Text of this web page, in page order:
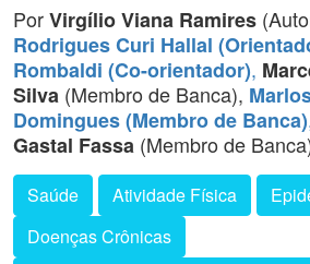
PorVirgílio Viana Ramires
Rodrigues Curi Hallal
Rombaldi (Co-orientador),
Silva (Membro de Banca),
Domingues (Membro de Banca)
Gastal Fassa (Membro de
Saúde Atividade Física
Doenças Crônicas